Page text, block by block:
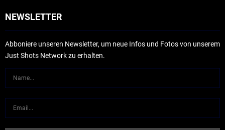
NEWSLETTER
Abboniere unseren Newsletter, um neue Infos und Fotos von unserem
Just Shots Network zu erhalten.